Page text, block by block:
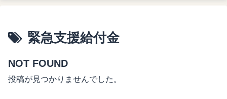
緊急支援給付金
NOT FOUND
投稿が見つかりませんでした。